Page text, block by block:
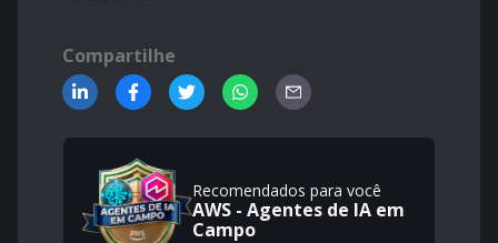
Compartilhe
Recomendados para você
AWS - Agentes de IA em
Campo